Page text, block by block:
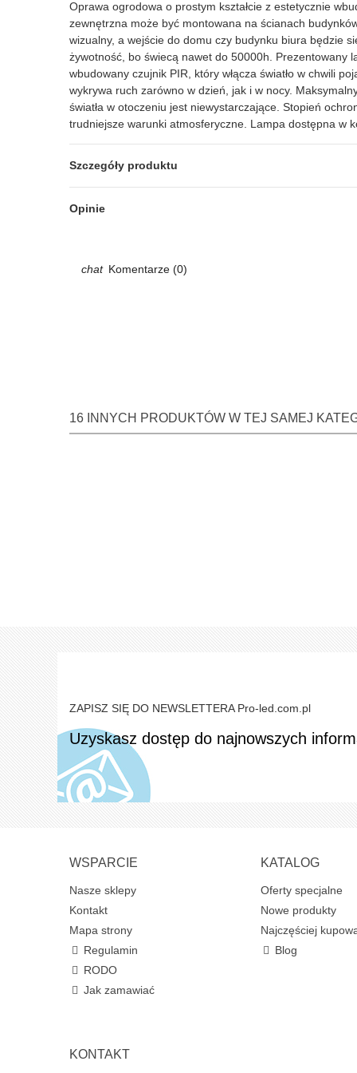
Oprawa ogrodowa o prostym kształcie z estetycznie
zewnętrzna może być montowana na ścianach
wizualny, a wejście do domu czy budynku biura będzie
żywotność, bo świecą nawet do 50000h. Prezentowany
wbudowany czujnik PIR, który włącza światło w chwili
wykrywa ruch zarówno w dzień, jak i w nocy.
światła w otoczeniu jest niewystarczające. Stopień
trudniejsze warunki atmosferyczne. Lampa dostępna w
Szczegóły produktu
Opinie
Komentarze (0)
16 INNYCH PRODUKTÓW W TEJ SAMEJ
ZAPISZ SIĘ DO NEWSLETTERA Pro-led.com.pl
Uzyskasz dostęp do najnowszych
WSPARCIE
Nasze sklepy
Kontakt
Mapa strony
Regulamin
RODO
Jak zamawiać
KATALOG
Oferty specjalne
Nowe produkty
Najczęściej
Blog
KONTAKT